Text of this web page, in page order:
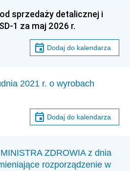
sprzedaży detalicznej i
1 za maj 2026 r.
Dodaj do kalendarza
2021 r. o wyrobach
Dodaj do kalendarza
ZDROWIA z dnia
rozporządzenie w